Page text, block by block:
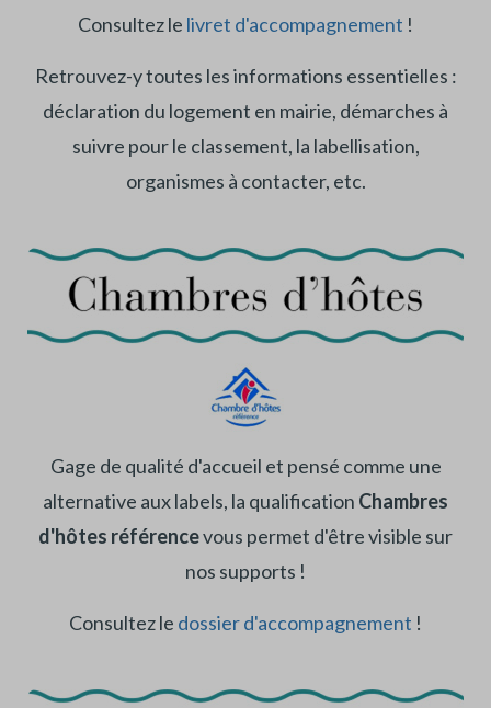
Consultez le livret d'accompagnement !
Retrouvez-y toutes les informations essentielles :
déclaration du logement en mairie, démarches à
suivre pour le classement, la labellisation,
organismes à contacter, etc.
Gage de qualité d'accueil et pensé comme une
alternative aux labels, la qualification Chambres
d'hôtes référencevous permet d'être visible sur
nos supports !
Consultez le dossier d'accompagnement !